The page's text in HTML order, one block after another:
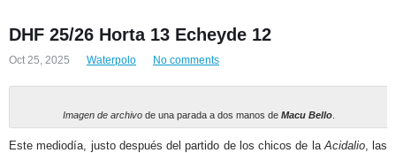
DHF 25/26 Horta 13 Echeyde 12
Oct 25, 2025 Waterpolo No comments
Imagen de archivo de una parada a dos manos de Macu Bello
Este mediodía, justo después del partido de los chicos de laAcidalio, las